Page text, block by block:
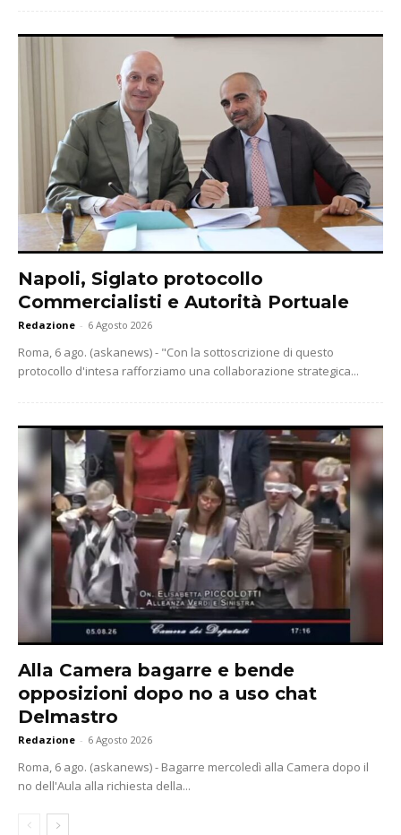
Napoli, Siglato protocollo
Commercialisti e Autorità Portuale
Redazione - 6 Agosto 2026
Roma, 6 ago. (askanews) - "Con la sottoscrizione di questo
protocollo d'intesa rafforziamo una collaborazione strategica...
Alla Camera bagarre e bende
opposizioni dopo no a uso chat
Delmastro
Redazione - 6 Agosto 2026
Roma, 6 ago. (askanews) - Bagarre mercoledì alla Camera dopo il
no dell'Aula alla richiesta della...